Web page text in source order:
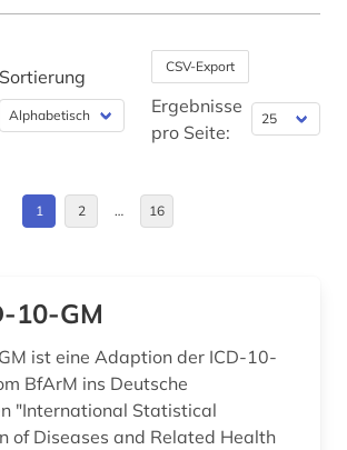
astrophysik (1)
aufklärung (1)
augenchirurgie (1)
(1)
balneologie (1)
Mittelamerika (3)
Nordamerika (1)
Oesterreich (2)
Suedasien (1)
Sortierung CSV-Export
Ergebnisse
pro Seite:
1 2 … 16
10-GM
ist eine Adaption der ICD-10-
BfArM ins Deutsche
"International Statistical
of Diseases and Related Health